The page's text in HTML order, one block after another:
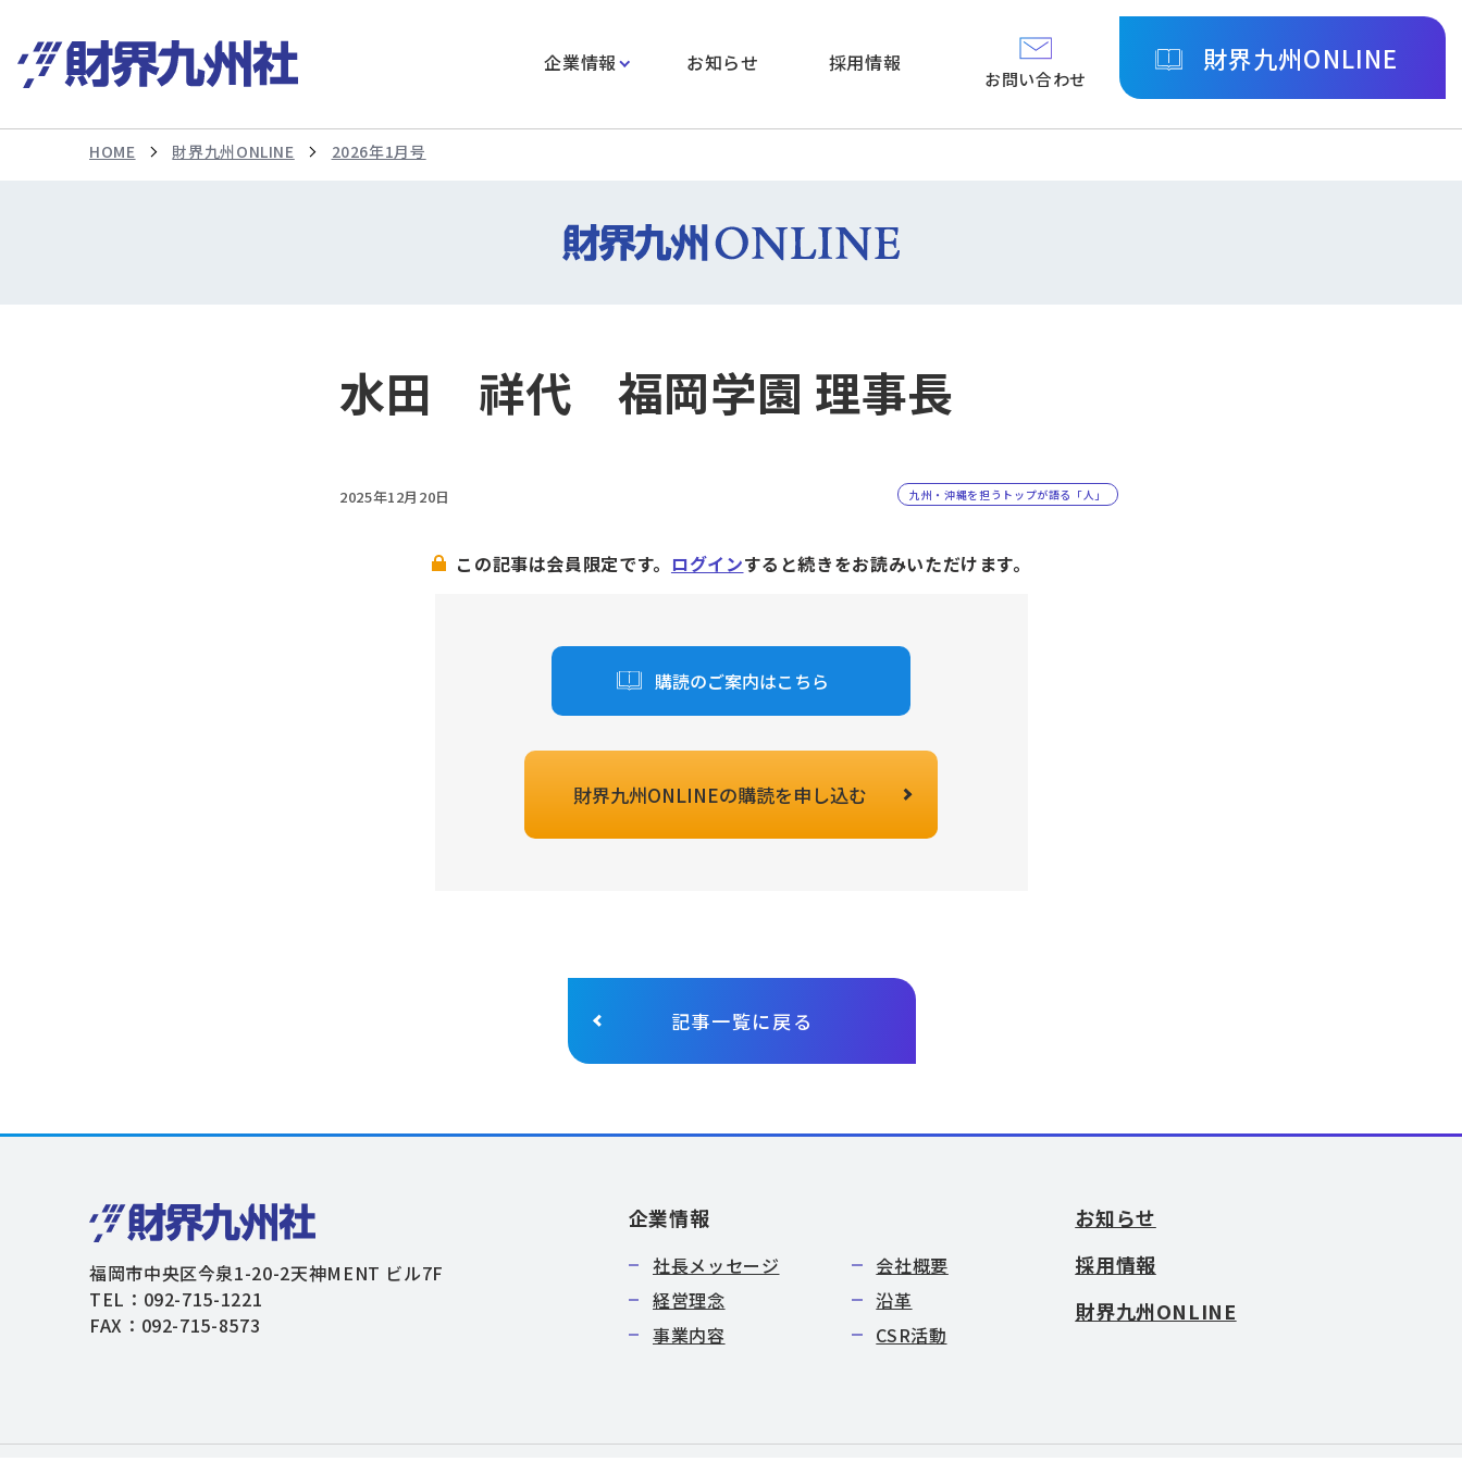
企業情報 お知らせ 採用情報
お問い合わせ
財界九州ONLINE
HOME 財界九州ONLINE 2026年1月号
水田 祥代 福岡学園 理事長
2025年12月20日 九州・沖縄を担うトップが語る「人」
この記事は会員限定です。 ログインすると続きをお読みいただけます。
購読のご案内はこちら
財界九州ONLINEの購読を申し込む
記事一覧に戻る
福岡市中央区今泉1-20-2天神MENT ビル7F
TEL：092-715-1221
FAX：092-715-8573
企業情報
社長メッセージ
会社概要
経営理念
沿革
事業内容
CSR活動
お知らせ
採用情報
財界九州ONLINE